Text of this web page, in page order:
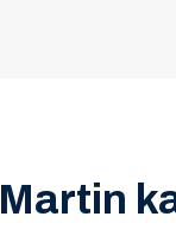
Martin